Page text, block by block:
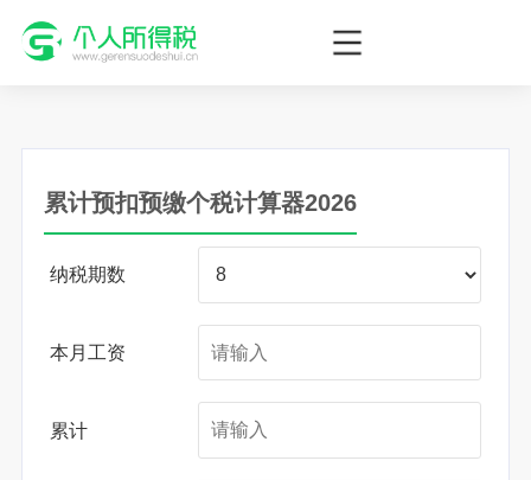
个人所得税网，最新个税资讯平台，您的个税管理专家！
累计预扣预缴个税计算器2026
纳税期数
本月工资
累计